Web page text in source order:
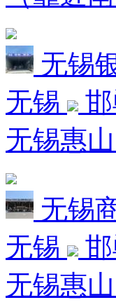
无锡
无锡
无锡惠
无锡
无锡
无锡惠